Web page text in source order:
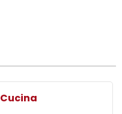
Cucina